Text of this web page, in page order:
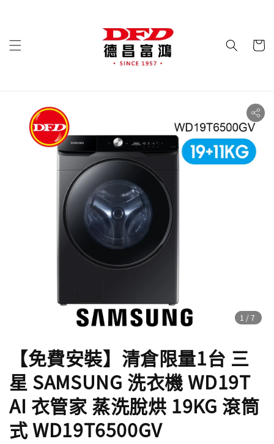
1 /7
【免費安裝】清倉限量1台 三
星 SAMSUNG 洗衣機 WD19T
AI 衣管家 蒸洗脫烘 19KG 滾筒
式 WD19T6500GV